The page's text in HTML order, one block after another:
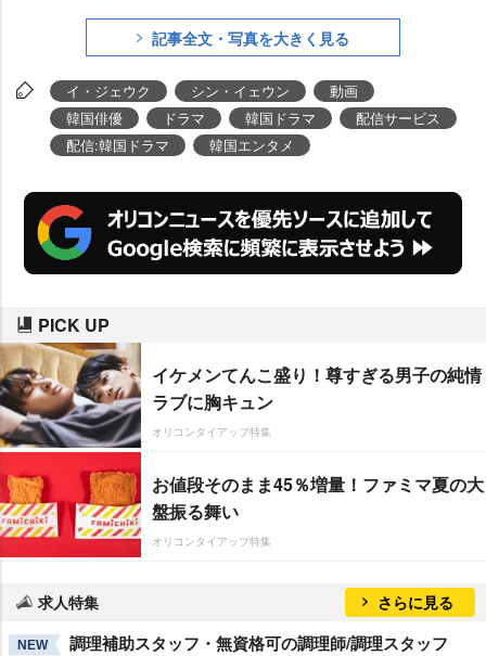
信される。(全12話/毎週月・火に1
話ずつ配信)今回、潮風感じる爽
かなキービジュアル&予告編が解
禁となった。
記事全文・写真を大きく見る
イ・ジェウク シン・イェウン
動画
韓国俳優
ドラマ 韓国ドラマ
配信サービス
配信:韓国ドラマ
韓国エンタメ
PICK UP
イケメンてんこ盛り！尊すぎる男子の純情
ラブに胸キュン
オリコンタイアップ特集
お値段そのまま45％増量！ファミマ夏の大
盤振る舞い
オリコンタイアップ特集
求人特集 さらに見る
NEW 調理補助スタッフ・無資格可の調理師/調理スタッフ